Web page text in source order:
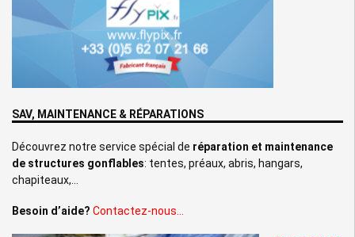
SAV, MAINTENANCE & RÉPARATIONS
Découvrez notre service spécial de réparation et maintenance
de structures gonflables: tentes, préaux, abris, hangars,
chapiteaux,…
Besoin d’aide? Contactez-nous…